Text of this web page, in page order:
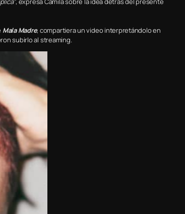
Mala Madre, compartiera un video interpretándolo en
subirlo al streaming.